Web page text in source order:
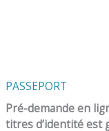
PASSEPORT
Pré-demande en
titres d’identité est